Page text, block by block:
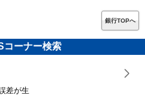
銀行TOPへ
コーナー検索
差が生